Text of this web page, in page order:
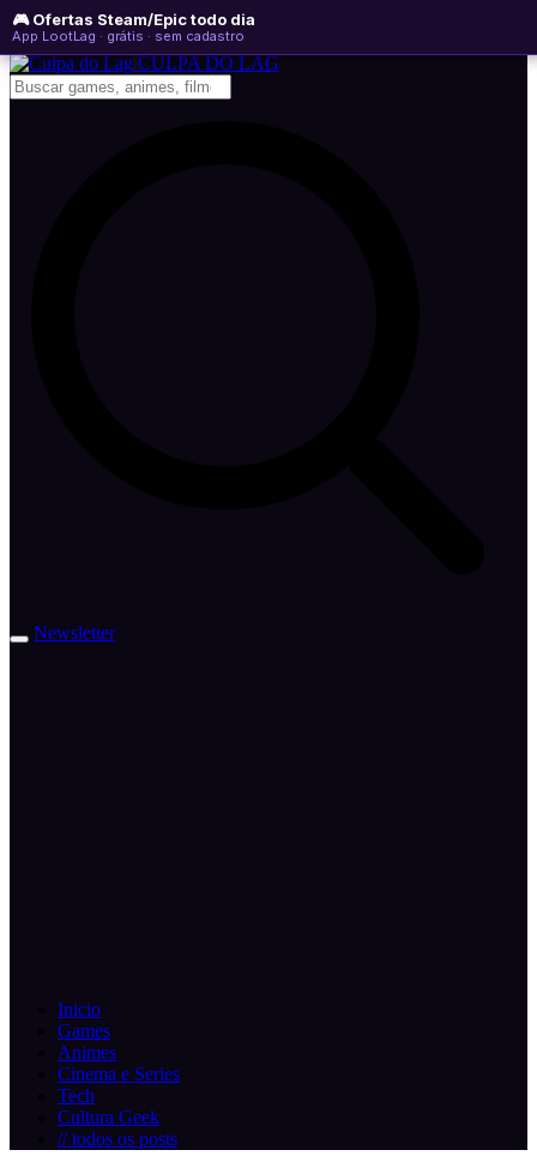
🎮 Ofertas Steam/Epic todo dia
App LootLag · grátis · sem cadastro
quarta-feira, 05 de agosto de 2026
Newsletter
CULPA DO LAG
Newsletter
Inicio
Games
Animes
Cinema e Series
Tech
Cultura Geek
// todos os posts